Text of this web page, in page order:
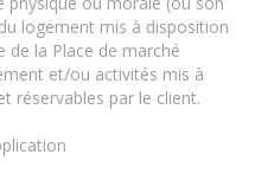
logement mis à disposition
de la Place de marché
et/ou activités mis à
réservables par le client.